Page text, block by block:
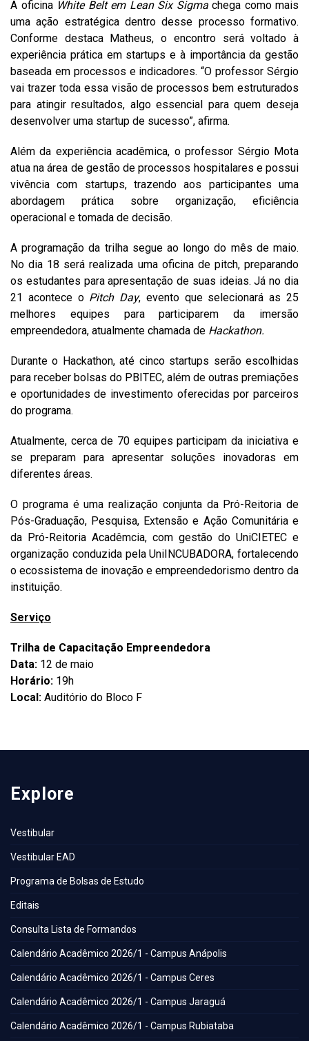
A oficina White Belt em Lean Six Sigma chega como mais
uma ação estratégica dentro desse processo formativo.
Conforme destaca Matheus, o encontro será voltado à
experiência prática em startups e à importância da gestão
baseada em processos e indicadores. “O professor Sérgio
vai trazer toda essa visão de processos bem estruturados
para atingir resultados, algo essencial para quem deseja
desenvolver uma startup de sucesso”, afirma.
Além da experiência acadêmica, o professor Sérgio Mota
atua na área de gestão de processos hospitalares e possui
vivência com startups, trazendo aos participantes uma
abordagem prática sobre organização, eficiência
operacional e tomada de decisão.
A programação da trilha segue ao longo do mês de maio.
No dia 18 será realizada uma oficina de pitch, preparando
os estudantes para apresentação de suas ideias. Já no dia
21 acontece o Pitch Day, evento que selecionará as 25
melhores equipes para participarem da imersão
empreendedora, atualmente chamada de Hackathon.
Durante o Hackathon, até cinco startups serão escolhidas
para receber bolsas do PBITEC, além de outras premiações
e oportunidades de investimento oferecidas por parceiros
do programa.
Atualmente, cerca de 70 equipes participam da iniciativa e
se preparam para apresentar soluções inovadoras em
diferentes áreas.
O programa é uma realização conjunta da Pró-Reitoria de
Pós-Graduação, Pesquisa, Extensão e Ação Comunitária e
da Pró-Reitoria Acadêmcia, com gestão do UniCIETEC e
organização conduzida pela UniINCUBADORA, fortalecendo
o ecossistema de inovação e empreendedorismo dentro da
instituição.
Serviço
Trilha de Capacitação Empreendedora
Data: 12 de maio
Horário: 19h
Local: Auditório do Bloco F
Explore
Vestibular
Vestibular EAD
Programa de Bolsas de Estudo
Editais
Consulta Lista de Formandos
Calendário Acadêmico 2026/1 - Campus Anápolis
Calendário Acadêmico 2026/1 - Campus Ceres
Calendário Acadêmico 2026/1 - Campus Jaraguá
Calendário Acadêmico 2026/1 - Campus Rubiataba